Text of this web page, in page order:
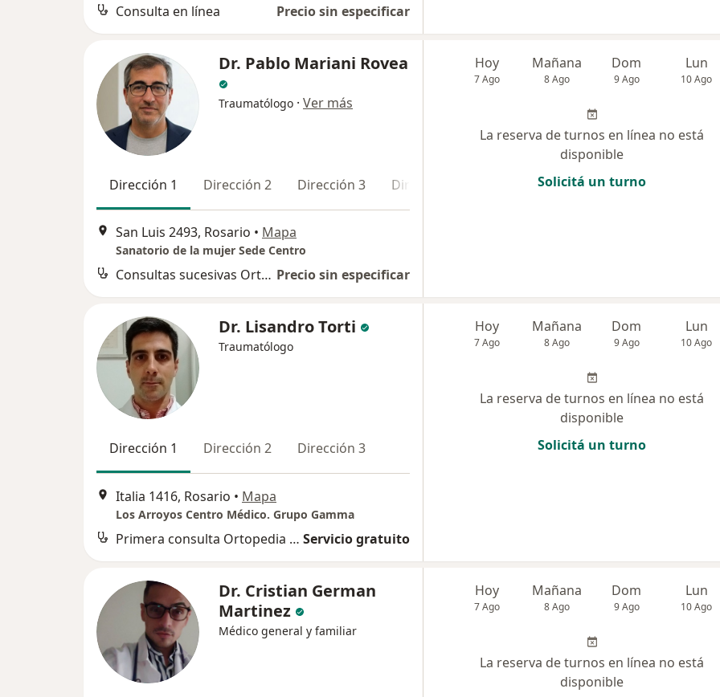
Consulta en línea Precio sin especificar
Dr. Pablo Mariani Rovea
Traumatólogo · Ver más
Dirección 1 Dirección 2 Dirección 3 Dirección 4
San Luis 2493, Rosario • Mapa
Sanatorio de la mujer Sede Centro
Consultas sucesivas Ortopedia y Traumatología Precio sin especificar
Hoy
7 Ago
Mañana
8 Ago
Dom
9 Ago
Lun
10 Ago
La reserva de turnos en línea no está
disponible
Solicitá un turno
Dr. Lisandro Torti
Traumatólogo
Dirección 1 Dirección 2 Dirección 3
Italia 1416, Rosario • Mapa
Los Arroyos Centro Médico. Grupo Gamma
Primera consulta Ortopedia y Traumatología Servicio gratuito
Hoy
7 Ago
Mañana
8 Ago
Dom
9 Ago
Lun
10 Ago
La reserva de turnos en línea no está
disponible
Solicitá un turno
Dr. Cristian German
Martinez
Médico general y familiar
Hoy
7 Ago
Mañana
8 Ago
Dom
9 Ago
Lun
10 Ago
La reserva de turnos en línea no está
disponible